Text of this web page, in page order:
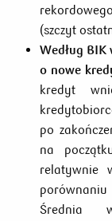
(szczyt
Według
o nowe
kredyt
po
na
relatywnie
Średnia